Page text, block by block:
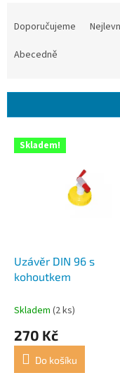
r
Doporučujeme
Abecedně
V Skladem!
Uzávěr DIN 96 s
kohoutkem
Skladem (2 ks)
270 Kč
Do košíku